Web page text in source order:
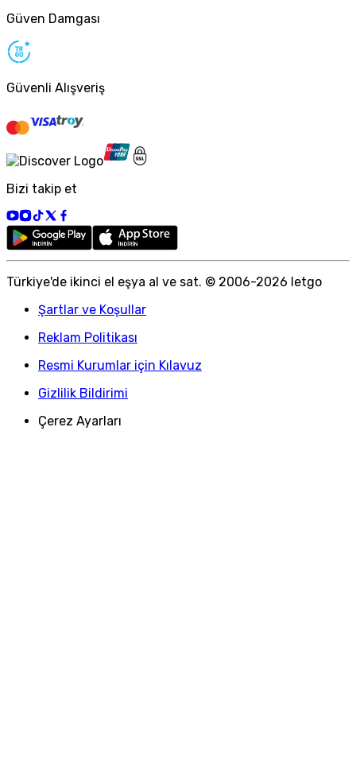
Güven Damgası
Güvenli Alışveriş
Bizi takip et
Türkiye'de ikinci el eşya al ve sat. © 2006-2026 letgo
Şartlar ve Koşullar
Reklam Politikası
Resmi Kurumlar için Kılavuz
Gizlilik Bildirimi
Çerez Ayarları